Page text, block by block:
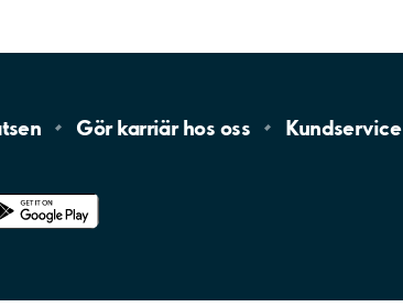
Gör karriär hos oss Kundservice